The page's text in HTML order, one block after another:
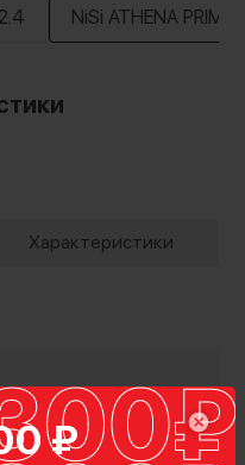
₽
NiSi ATHENA
Характеристики